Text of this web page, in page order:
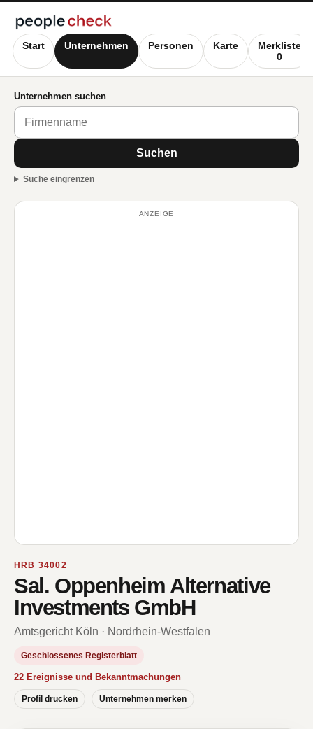
Start Unternehmen Personen Karte
Merkliste
0
Unternehmen suchen
Suchen
Suche eingrenzen
ANZEIGE
HRB 34002
Sal. Oppenheim Alternative
Investments GmbH
Amtsgericht Köln · Nordrhein-Westfalen
Geschlossenes Registerblatt
22 Ereignisse und Bekanntmachungen
Profil drucken Unternehmen merken